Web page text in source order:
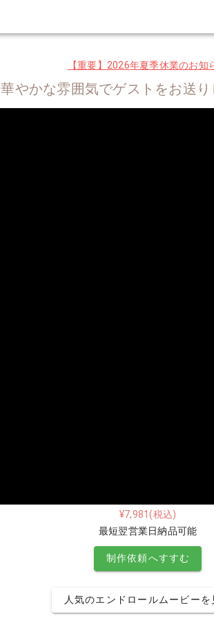
【重要】2026年夏季休業のお知
華やかな雰囲気でゲストをお送
¥7,981(税込)
最短翌営業日納品可能
制作依頼へすすむ
人気のエンドロールムービーを